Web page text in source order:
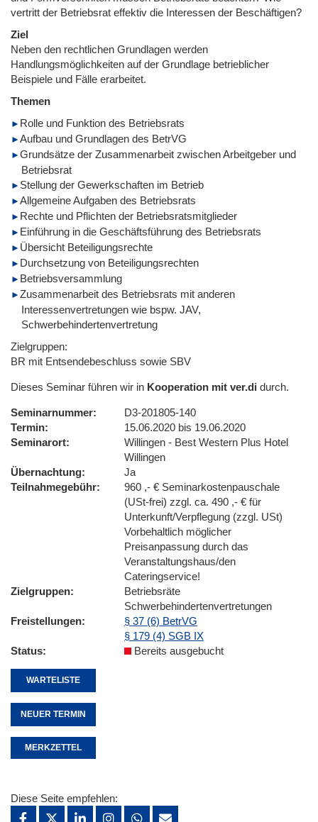
vertritt der Betriebsrat effektiv die Interessen der Beschäftigen?
Ziel
Neben den rechtlichen Grundlagen werden
Handlungsmöglichkeiten auf der Grundlage betrieblicher
Beispiele und Fälle erarbeitet.
Themen
Rolle und Funktion des Betriebsrats
Aufbau und Grundlagen des BetrVG
Grundsätze der Zusammenarbeit zwischen Arbeitgeber und
Betriebsrat
Stellung der Gewerkschaften im Betrieb
Allgemeine Aufgaben des Betriebsrats
Rechte und Pflichten der Betriebsratsmitglieder
Einführung in die Geschäftsführung des Betriebsrats
Übersicht Beteiligungsrechte
Durchsetzung von Beteiligungsrechten
Betriebsversammlung
Zusammenarbeit des Betriebsrats mit anderen
Interessenvertretungen wie bspw. JAV,
Schwerbehindertenvertretung
Zielgruppen:
BR mit Entsendebeschluss sowie SBV
Dieses Seminar führen wir in Kooperation mit ver.di durch.
Seminarnummer
D3-201805-140
Termin
15.06.2020 bis 19.06.2020
Seminarort
Willingen - Best Western Plus Hotel
Willingen
Übernachtung
Ja
Teilnahmegebühr
960 ,- € Seminarkostenpauschale
(USt-frei) zzgl. ca. 490 ,- € für
Unterkunft/Verpflegung (zzgl. USt)
Vorbehaltlich möglicher
Preisanpassung durch das
Veranstaltungshaus/den
Cateringservice!
Zielgruppen
Betriebsräte
Schwerbehindertenvertretungen
Freistellungen
§ 37 (6) BetrVG
§ 179 (4) SGB IX
Status
Bereits ausgebucht
WARTELISTE
NEUER TERMIN
MERKZETTEL
Diese Seite empfehlen: